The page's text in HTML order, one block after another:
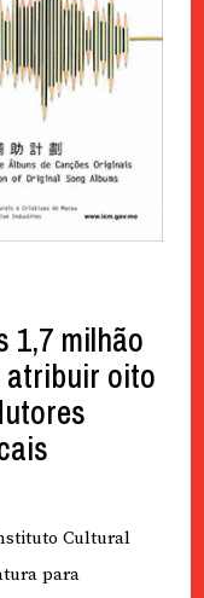
1,7 milhão
atribuir oito
Cultural
para